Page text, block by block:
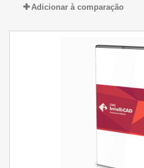
Adicionar à comparação